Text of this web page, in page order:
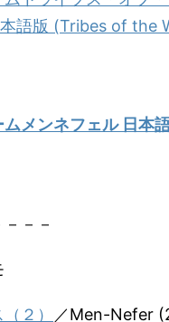
語版 (Tribes of the
ムメンネフェル 日本
－－
２）
／Men-Nefer